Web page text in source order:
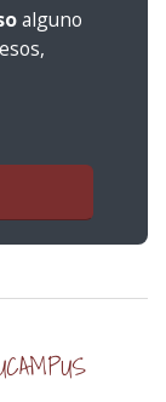
alguno